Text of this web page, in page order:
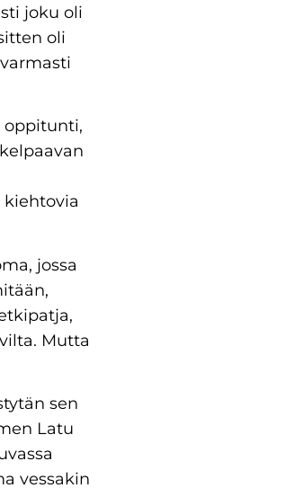
joku oli
oli
oppitunti,
jossa
Mutta
sen
Latu
vessakin